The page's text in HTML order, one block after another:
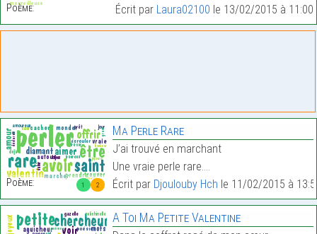
Poème: Écrit par Laura02100 le 13/02/2015 à 11:00
1 2
Poème:
Ma Perle Rare
J’ai trouvé en marchant
Une vraie perle rare.…
Écrit par Djoulouby Hch le 11/02/2015 à
A Toi Ma Petite Valentine